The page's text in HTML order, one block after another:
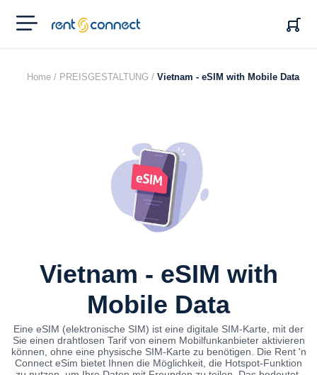
RENT'N
CONNECT
Home / PREISGESTALTUNG / Vietnam - eSIM with Mobile Data
Vietnam - eSIM with
Mobile Data
Eine eSIM (elektronische SIM) ist eine digitale SIM-Karte, mit der
Sie einen drahtlosen Tarif von einem Mobilfunkanbieter aktivieren
können, ohne eine physische SIM-Karte zu benötigen. Die Rent 'n
Connect eSim bietet Ihnen die Möglichkeit, die Hotspot-Funktion